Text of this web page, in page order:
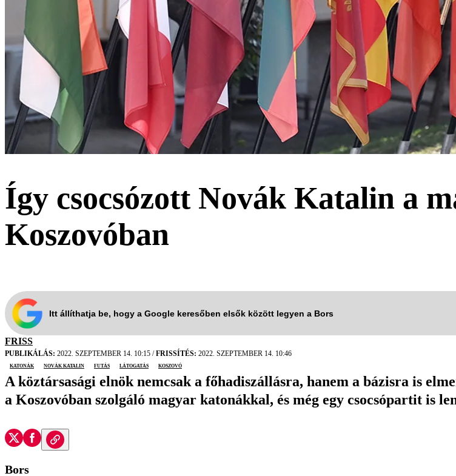
Így csocsózott Novák Katalin a
Koszovóban
Itt állíthatja be, hogy a Google keresőben elsők között legyen a Bors
FRISS
PUBLIKÁLÁS: 2022. SZEPTEMBER 14. 10:15 /FRISSÍTÉS: 2022. SZEPTEMBER 14. 10:46
katonák
novák katalin futás látogatás Koszovó
A köztársasági elnök nemcsak a főhadiszállásra, hanem a bázisra is
a Koszovóban szolgáló magyar katonákkal, és még egy csocsópartit is
Bors